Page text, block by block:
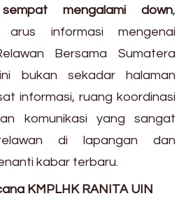
sempat mengalami down,
arus informasi mengenai
Bersama Sumatera
bukan sekadar halaman
informasi, ruang koordinasi
komunikasi yang sangat
di lapangan dan
kabar terbaru.
KMPLHK RANITA UIN